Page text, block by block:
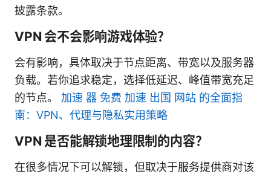
披露条款。
VPN 会不会影响游戏体验？
会有影响，具体取决于节点距离、带宽以及服务器
负载。若你追求稳定，选择低延迟、峰值带宽充足
的节点。 加速 器 免费 加速 出国 网站 的全面指
南：VPN、代理与隐私实用策略
VPN 是否能解锁地理限制的内容？
在很多情况下可以解锁，但取决于服务提供商对该